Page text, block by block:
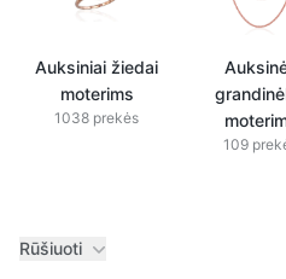
Auksiniai žiedai
moterims
1038 prekės
109
Rūšiuoti